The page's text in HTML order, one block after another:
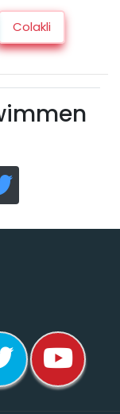
Colakli